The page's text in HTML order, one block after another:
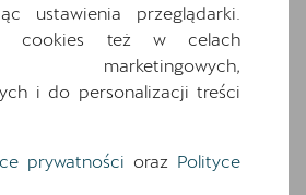
dziennej/ Automatyczna
wyl. swiatel Coming
zmęczenia
z elementami
ustawienia przeglądarki.
cookies też w celach
marketingowych,
i do personalizacji treści
prywatności oraz Polityce